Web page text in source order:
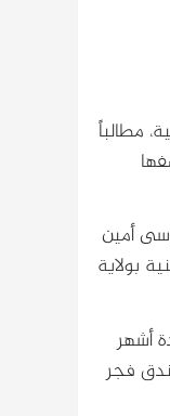
مطالباً
أمين
بولاية
عدة أشهر
فجر